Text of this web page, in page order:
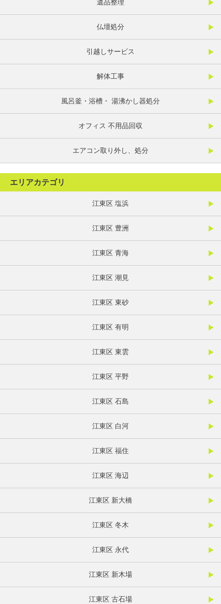
遺品整理
仏壇処分
引越しサービス
解体工事
風呂釜・浴槽・ 湯沸かし器処分
オフィス 不用品回収
エアコン取り外し、処分
エリアカテゴリ
江東区 塩浜
江東区 豊洲
江東区 青海
江東区 潮見
江東区 東砂
江東区 有明
江東区 東雲
江東区 平野
江東区 石島
江東区 白河
江東区 福住
江東区 海辺
江東区 新大橋
江東区 冬木
江東区 永代
江東区 新木場
江東区 古石場